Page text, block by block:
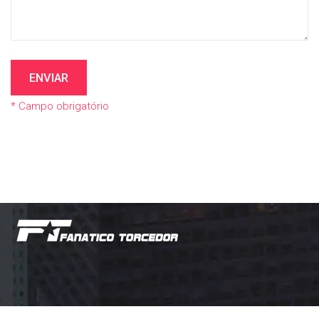
ENVIAR
* Campo obrigatório